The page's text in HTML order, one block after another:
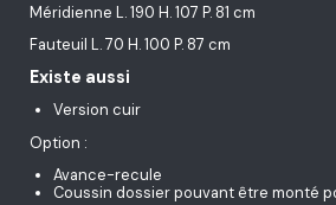
Méridienne L. 190 H. 107 P. 81 cm
Fauteuil L. 70 H. 100 P. 87 cm
Existe aussi
Version cuir
Option :
Avance-recule
Coussin dossier pouvant être monté